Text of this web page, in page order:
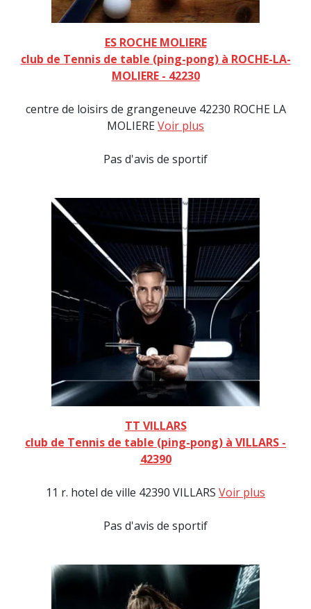
ES ROCHE MOLIERE
club de Tennis de table (ping-pong) à ROCHE-LA-
MOLIERE - 42230
centre de loisirs de grangeneuve 42230 ROCHE LA
MOLIEREVoir plus
Pas d'avis de sportif
TT VILLARS
club de Tennis de table (ping-pong) à VILLARS -
42390
11 r. hotel de ville 42390 VILLARS Voir plus
Pas d'avis de sportif